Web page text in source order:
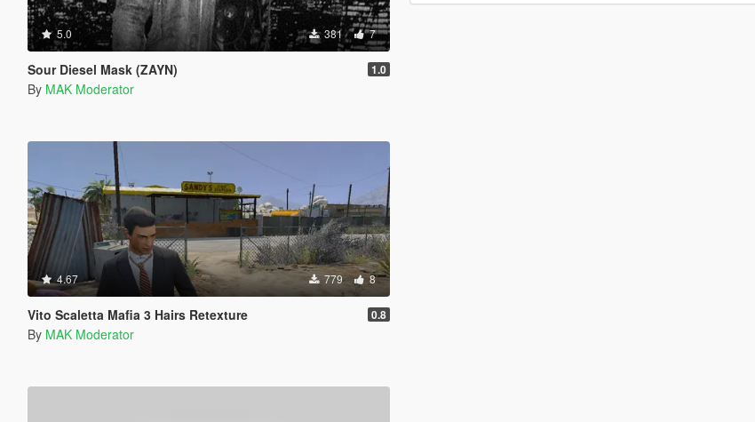
5.0 381 7
Sour Diesel Mask (ZAYN) 1.0
By MAK Moderator
4.67 779 8
Vito Scaletta Mafia 3 Hairs Retexture 0.8
By MAK Moderator